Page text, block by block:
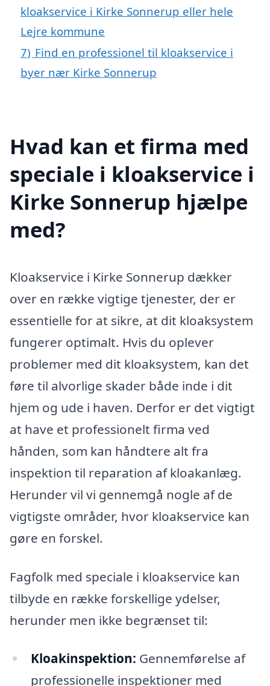
kloakservice i Kirke Sonnerup eller hele
Lejre kommune
7) Find en professionel til kloakservice i
byer nær Kirke Sonnerup
Hvad kan et firma med
speciale i kloakservice i
Kirke Sonnerup hjælpe
med?
Kloakservice i Kirke Sonnerup dækker
over en række vigtige tjenester, der er
essentielle for at sikre, at dit kloaksystem
fungerer optimalt. Hvis du oplever
problemer med dit kloaksystem, kan det
føre til alvorlige skader både inde i dit
hjem og ude i haven. Derfor er det vigtigt
at have et professionelt firma ved
hånden, som kan håndtere alt fra
inspektion til reparation af kloakanlæg.
Herunder vil vi gennemgå nogle af de
vigtigste områder, hvor kloakservice kan
gøre en forskel.
Fagfolk med speciale i kloakservice kan
tilbyde en række forskellige ydelser,
herunder men ikke begrænset til:
Kloakinspektion: Gennemførelse af
professionelle inspektioner med